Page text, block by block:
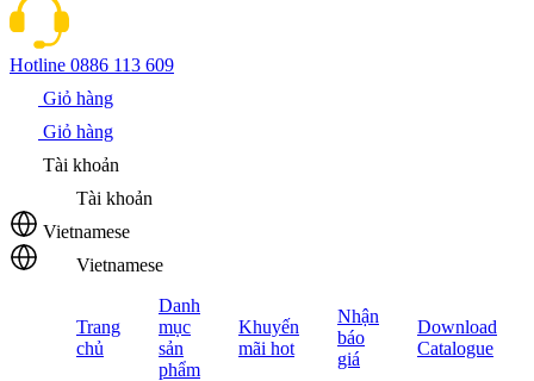
Hotline 0886 113 609
Giỏ hàng
Giỏ hàng
Tài khoản
Tài khoản
Vietnamese
Vietnamese
Trang
chủ
Danh
mục
sản
phẩm
Khuyến
mãi hot
Nhận
báo
giá
Download
Catalogue